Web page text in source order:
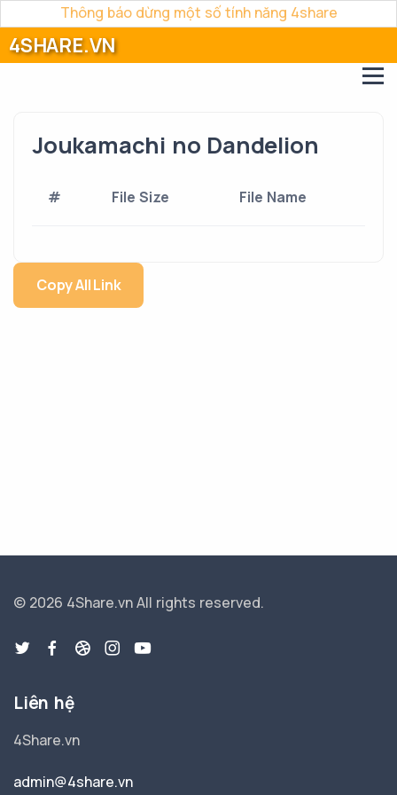
Thông báo dừng một số tính năng 4share
4SHARE.VN
Joukamachi no Dandelion
# File Size File Name
Copy All Link
© 2026 4Share.vnAll rights reserved.
Liên hệ
4Share.vn
admin@4share.vn